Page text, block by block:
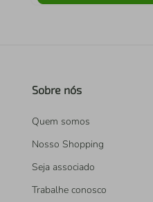
Sobre nós
Quem somos
Nosso Shopping
Seja associado
Trabalhe conosco